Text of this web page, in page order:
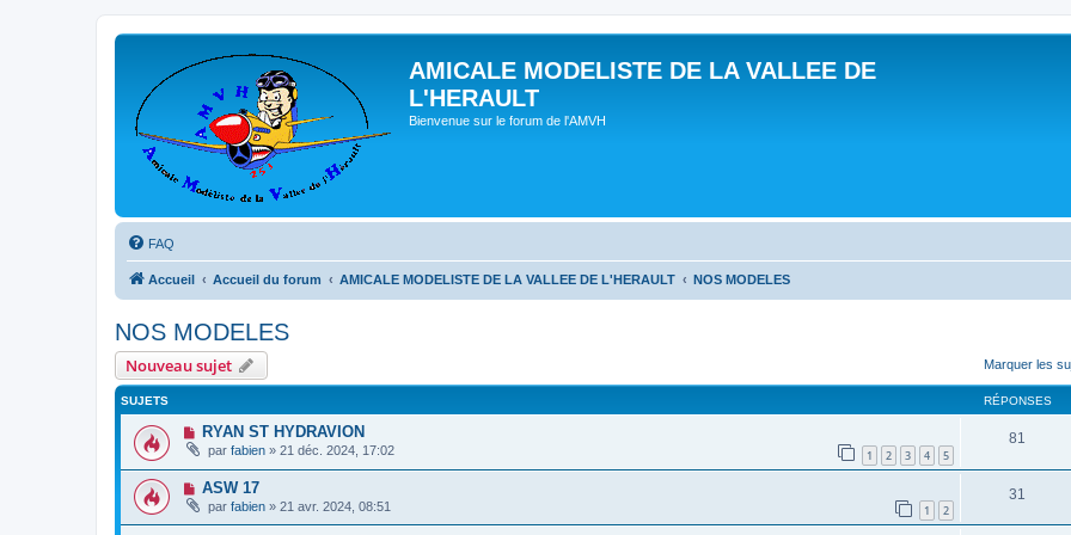
AMICALE MODELISTE DE LA VALLEE DE
L'HERAULT
Bienvenue sur le forum de l'AMVH
FAQ
Accueil Accueil du forum AMICALE MODELISTE DE LA VALLEE DE L'HERAULT NOS MODELES
NOS MODELES
Nouveau sujet Marquer les
SUJETS RÉPONSES
RYAN ST HYDRAVION
par fabien » 21 déc. 2024, 17:02 1 2 3 4 5
81
ASW 17
par fabien » 21 avr. 2024, 08:51 1 2
31